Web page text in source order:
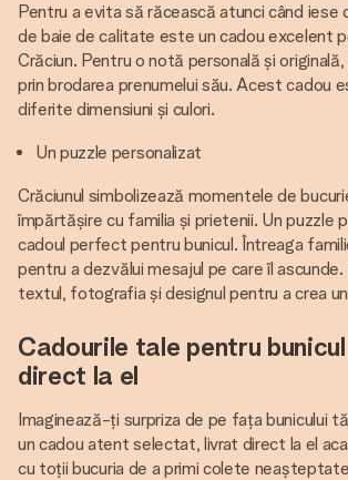
Pentru a evita să răcească atunci când iese
de baie de calitate este un cadou excelent
Crăciun. Pentru o notă personală și
prin brodarea prenumelui său. Acest cadou
diferite dimensiuni și culori.
Un puzzle personalizat
Crăciunul simbolizează momentele de
împărtășire cu familia și prietenii. Un puzzle
cadoul perfect pentru bunicul. Întreaga
pentru a dezvălui mesajul pe care îl
textul, fotografia și designul pentru a crea
Cadourile tale pentru
direct la el
Imaginează-ți surpriza de pe fața bunicului
un cadou atent selectat, livrat direct la el
cu toții bucuria de a primi colete